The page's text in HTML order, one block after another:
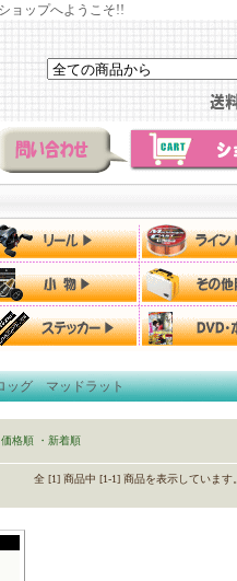
ョップへようこそ!!
ッグ マッドラット
価格順 ・新着順
全 [1] 商品中 [1-1] 商品を表示しています。